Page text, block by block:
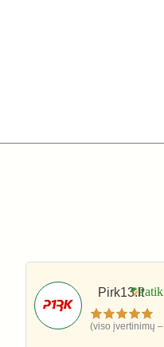
Pirk13.lt
(viso įvertinimų